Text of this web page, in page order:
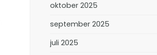
oktober 2025
september 2025
juli 2025